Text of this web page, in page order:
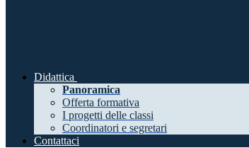
Didattica
Panoramica
Offerta formativa
I progetti delle classi
Coordinatori e segretari
Contattaci